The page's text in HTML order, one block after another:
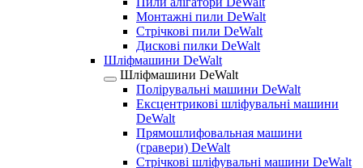
Монтажні пили DeWalt
Стрічкові пили DeWalt
Дискові пилки DeWalt
Шліфмашини DeWalt
Шліфмашини DeWalt
Полірувальні машини DeWalt
Ексцентрикові шліфувальні машини
DeWalt
Прямошлифовальная машини
(гравери) DeWalt
Стрічкові шліфувальні машини DeWalt